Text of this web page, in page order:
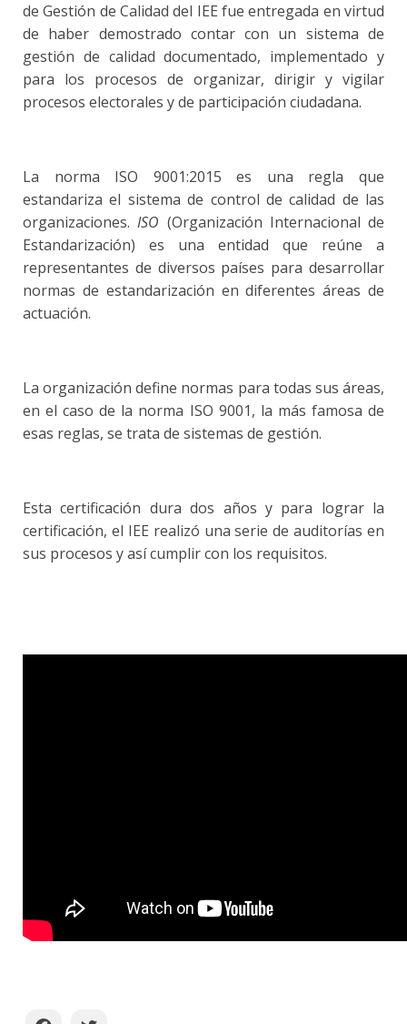
de Gestión de Calidad del IEE fue entregada en virtud
de haber demostrado contar con un sistema de
gestión de calidad documentado, implementado y
para los procesos de organizar, dirigir y vigilar
procesos electorales y de participación ciudadana.
La norma ISO 9001:2015 es una regla que
estandariza el sistema de control de calidad de las
organizaciones.ISO (Organización Internacional de
Estandarización) es una entidad que reúne a
representantes de diversos países para desarrollar
normas de estandarización en diferentes áreas de
actuación.
La organización define normas para todas sus áreas,
en el caso de la norma ISO 9001, la más famosa de
esas reglas, se trata de sistemas de gestión.
Esta certificación dura dos años y para lograr la
certificación, el IEE realizó una serie de auditorías en
sus procesos y así cumplir con los requisitos.